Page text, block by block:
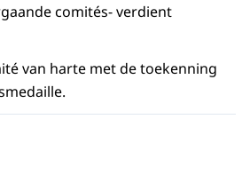
comités- verdient
van harte met de toekenning